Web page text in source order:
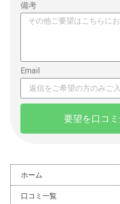
備考
Email
要望を口コ
ホーム
口コミ一覧